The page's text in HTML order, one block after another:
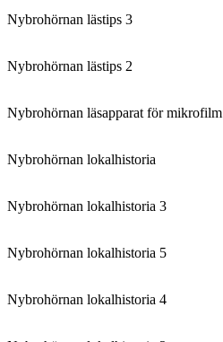
Nybrohörnan lästips 3
Nybrohörnan lästips 2
Nybrohörnan läsapparat för mikrofilm
Nybrohörnan lokalhistoria
Nybrohörnan lokalhistoria 3
Nybrohörnan lokalhistoria 5
Nybrohörnan lokalhistoria 4